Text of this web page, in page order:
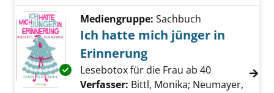
Exemplar-Details von Ich hatte mich jünger
Mediengruppe: Sachbuch
Ich hatte mich jünger in
Erinnerung
Lesebotox für die Frau ab 40
Verfasser: Bittl, Monika; Neumayer,